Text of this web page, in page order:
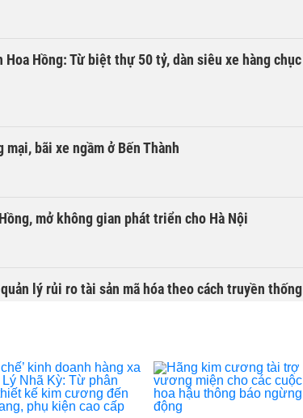
Hồng: Từ biệt thự 50 tỷ, dàn siêu xe hàng chục
bãi xe ngầm ở Bến Thành
mở không gian phát triển cho Hà Nội
lý rủi ro tài sản mã hóa theo cách truyền thống